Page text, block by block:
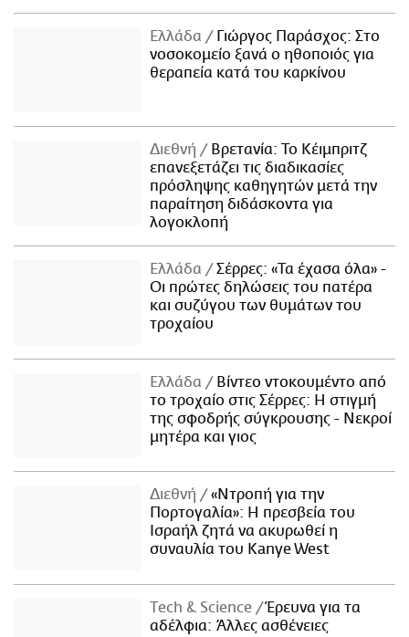
Ελλάδα
Γιώργος Παράσχος: Στο
νοσοκομείο ξανά ο ηθοποιός για
θεραπεία κατά του καρκίνου
Διεθνή
Βρετανία: Το Κέιμπριτζ
επανεξετάζει τις διαδικασίες
πρόσληψης καθηγητών μετά την
παραίτηση διδάσκοντα για
λογοκλοπή
Ελλάδα
Σέρρες: «Τα έχασα όλα» -
Οι πρώτες δηλώσεις του πατέρα
και συζύγου των θυμάτων του
τροχαίου
Ελλάδα
Βίντεο ντοκουμέντο από
το τροχαίο στις Σέρρες: Η στιγμή
της σφοδρής σύγκρουσης - Νεκροί
μητέρα και γιος
Διεθνή
«Ντροπή για την
Πορτογαλία»: Η πρεσβεία του
Ισραήλ ζητά να ακυρωθεί η
συναυλία του Kanye West
Τech & Science
Έρευνα για τα
αδέλφια: Άλλες ασθένειες